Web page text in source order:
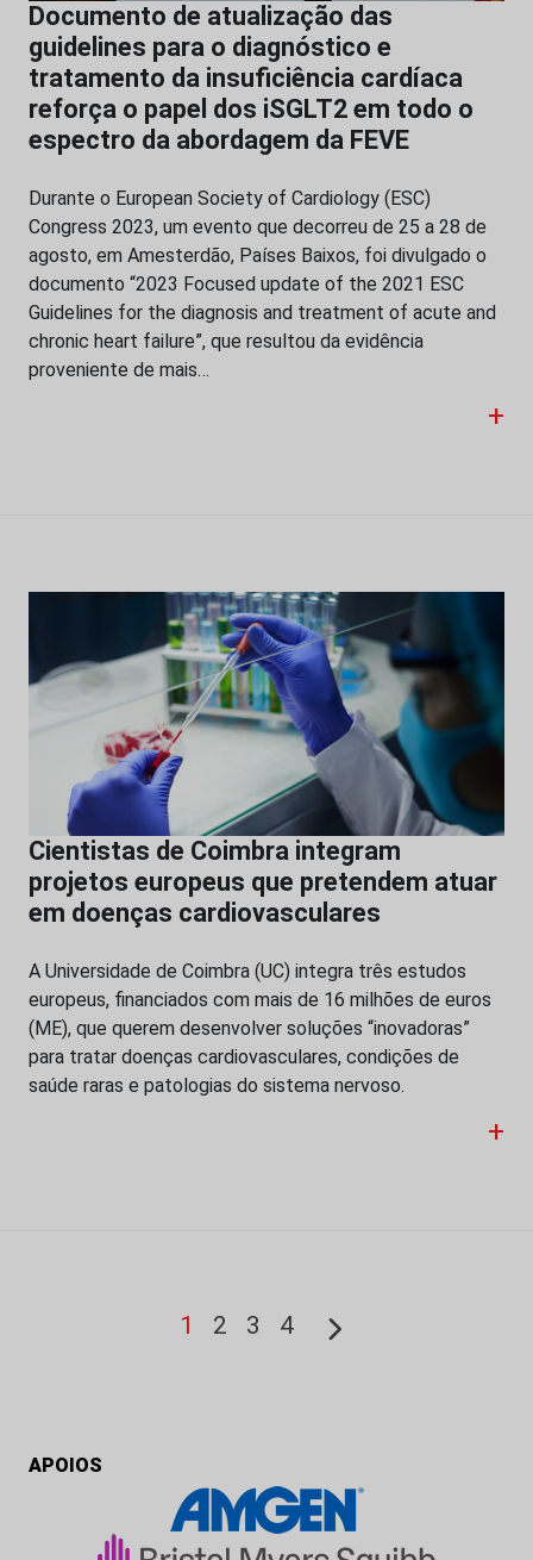
Documento de atualização das
guidelines para o diagnóstico e
tratamento da insuficiência cardíaca
reforça o papel dos iSGLT2 em todo o
espectro da abordagem da FEVE
Durante o European Society of Cardiology (ESC)
Congress 2023, um evento que decorreu de 25 a 28 de
agosto, em Amesterdão, Países Baixos, foi divulgado o
documento “2023 Focused update of the 2021 ESC
Guidelines for the diagnosis and treatment of acute and
chronic heart failure”, que resultou da evidência
proveniente de mais…
+
Cientistas de Coimbra integram
projetos europeus que pretendem atuar
em doenças cardiovasculares
A Universidade de Coimbra (UC) integra três estudos
europeus, financiados com mais de 16 milhões de euros
(ME), que querem desenvolver soluções “inovadoras”
para tratar doenças cardiovasculares, condições de
saúde raras e patologias do sistema nervoso.
+
1 2 3 4
APOIOS